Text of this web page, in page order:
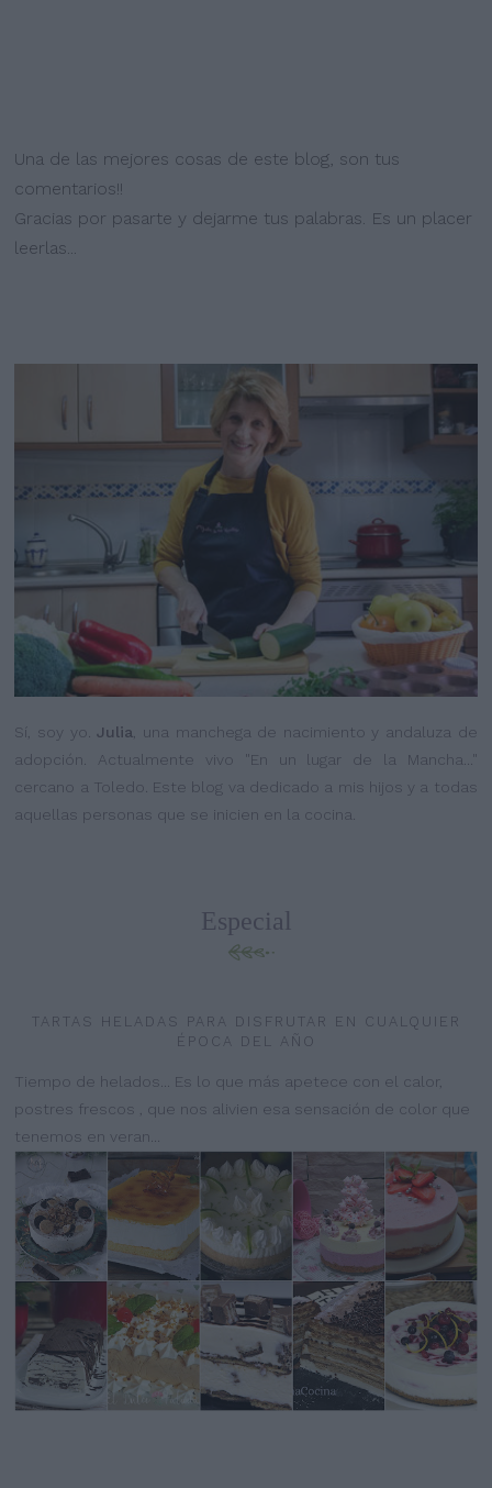
Una de las mejores cosas de este blog, son tus
comentarios!!
Gracias por pasarte y dejarme tus palabras. Es un placer
leerlas...
Sí, soy yo.Julia , una manchega de nacimiento y andaluza de
adopción. Actualmente vivo "En un lugar de la Mancha..."
cercano a Toledo. Este blog va dedicado a mis hijos y a todas
aquellas personas que se inicien en la cocina.
Especial
TARTAS HELADAS PARA DISFRUTAR EN CUALQUIER
ÉPOCA DEL AÑO
Tiempo de helados... Es lo que más apetece con el calor,
postres frescos , que nos alivien esa sensación de color que
tenemos en veran...